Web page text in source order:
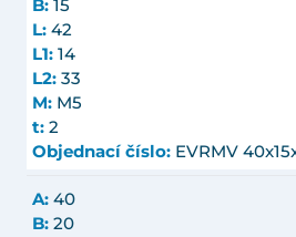
B: 15
L: 42
L1: 14
L2: 33
M: M5
t: 2
Objednací číslo: EVRMV
A: 40
B: 20